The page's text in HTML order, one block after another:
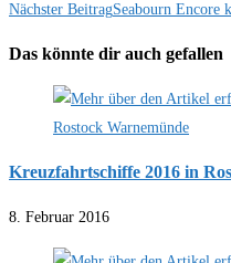
Artikel
ansehen
Nächster BeitragSeabourn
Das könnte dir auch gefallen
Kreuzfahrtschiffe 2016 in
8. Februar 2016